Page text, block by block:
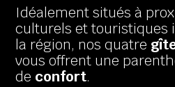
Idéalement situés à
culturels et touristiques
la région, nos quatre
vous offrent une
de confort.